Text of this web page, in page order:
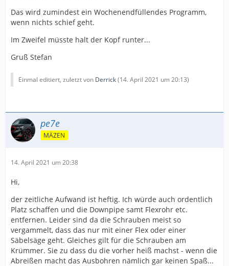
Das wird zumindest ein Wochenendfüllendes Programm,
wenn nichts schief geht.
Im Zweifel müsste halt der Kopf runter...
Gruß Stefan
Einmal editiert, zuletzt von Derrick(14. April 2021 um 20:13)
pe7e
MÄZEN
14. April 2021 um 20:38
Hi,
der zeitliche Aufwand ist heftig. Ich würde auch ordentlich
Platz schaffen und die Downpipe samt Flexrohr etc.
entfernen. Leider sind da die Schrauben meist so
vergammelt, dass das nur mit einer Flex oder einer
Säbelsäge geht. Gleiches gilt für die Schrauben am
Krümmer. Sie zu dass du die vorher heiß machst - wenn die
Abreißen macht das Ausbohren nämlich gar keinen Spaß...